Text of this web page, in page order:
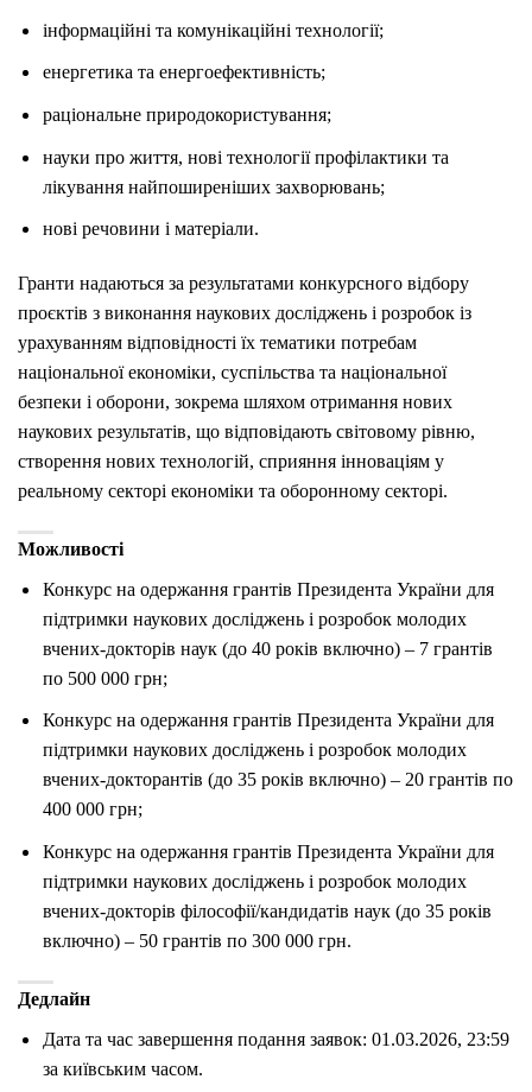
інформаційні та комунікаційні технології;
енергетика та енергоефективність;
раціональне природокористування;
науки про життя, нові технології профілактики та
лікування найпоширеніших захворювань;
нові речовини і матеріали.
Гранти надаються за результатами конкурсного відбору
проєктів з виконання наукових досліджень і розробок із
урахуванням відповідності їх тематики потребам
національної економіки, суспільства та національної
безпеки і оборони, зокрема шляхом отримання нових
наукових результатів, що відповідають світовому рівню,
створення нових технологій, сприяння інноваціям у
реальному секторі економіки та оборонному секторі.
Можливості
Конкурс на одержання грантів Президента України для
підтримки наукових досліджень і розробок молодих
вчених-докторів наук (до 40 років включно) – 7 грантів
по 500 000 грн;
Конкурс на одержання грантів Президента України для
підтримки наукових досліджень і розробок молодих
вчених-докторантів (до 35 років включно) – 20 грантів по
400 000 грн;
Конкурс на одержання грантів Президента України для
підтримки наукових досліджень і розробок молодих
вчених-докторів філософії/кандидатів наук (до 35 років
включно) – 50 грантів по 300 000 грн.
Дедлайн
Дата та час завершення подання заявок: 01.03.2026, 23:59
за київським часом.